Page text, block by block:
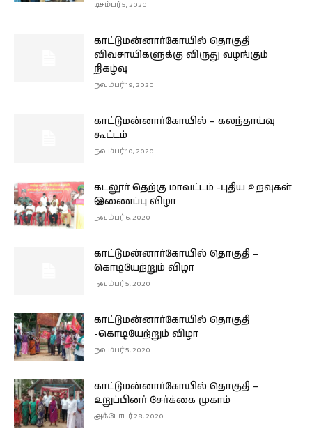
டிசம்பர் 5, 2020
காட்டுமன்னார்கோயில் தொகுதி
விவசாயிகளுக்கு விருது வழங்கும்
நிகழ்வு
நவம்பர் 19, 2020
காட்டுமன்னார்கோயில் – கலந்தாய்வு
கூட்டம்
நவம்பர் 10, 2020
கடலூர் தெற்கு மாவட்டம் -புதிய உறவுகள்
இணைப்பு விழா
நவம்பர் 6, 2020
காட்டுமன்னார்கோயில் தொகுதி –
கொடியேற்றும் விழா
நவம்பர் 5, 2020
காட்டுமன்னார்கோயில் தொகுதி
-கொடியேற்றும் விழா
நவம்பர் 5, 2020
காட்டுமன்னார்கோயில் தொகுதி –
உறுப்பினர் சேர்க்கை முகாம்
அக்டோபர் 28, 2020